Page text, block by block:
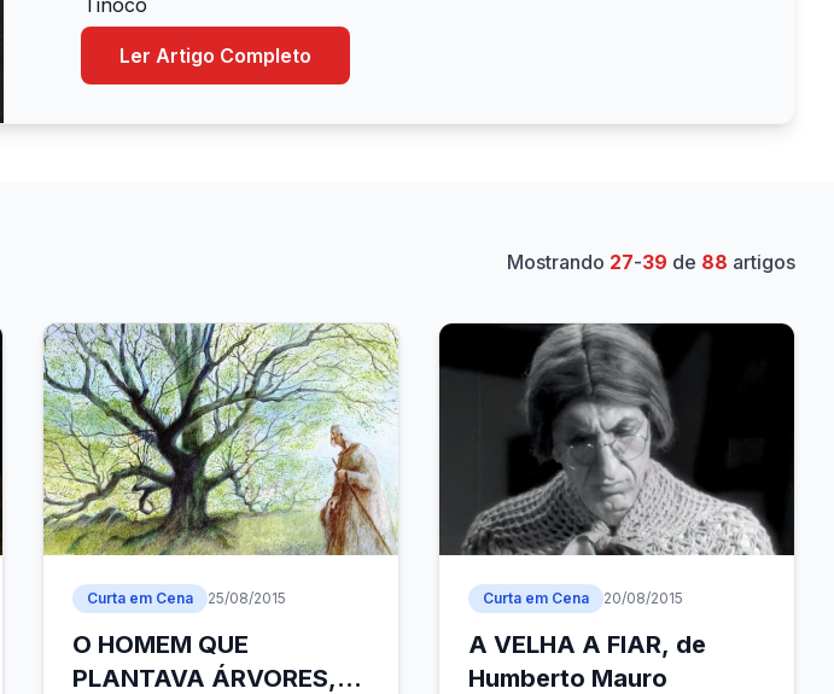
Ler Artigo Completo
Mostrando 27-39 de 88 artigos
Curta em Cena 25/08/2015
O HOMEM QUE
PLANTAVA ÁRVORES,
Curta em Cena 20/08/2015
A VELHA A FIAR, de
Humberto Mauro